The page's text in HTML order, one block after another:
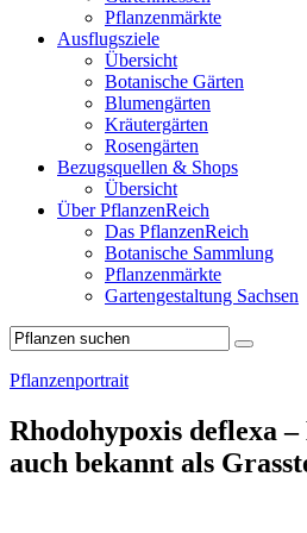
Pflanzenmärkte
Ausflugsziele
Übersicht
Botanische Gärten
Blumengärten
Kräutergärten
Rosengärten
Bezugsquellen & Shops
Übersicht
Über PflanzenReich
Das PflanzenReich
Botanische Sammlung
Pflanzenmärkte
Gartengestaltung Sachsen
Pflanzenportrait
Rhodohypoxis deflexa
auch bekannt als